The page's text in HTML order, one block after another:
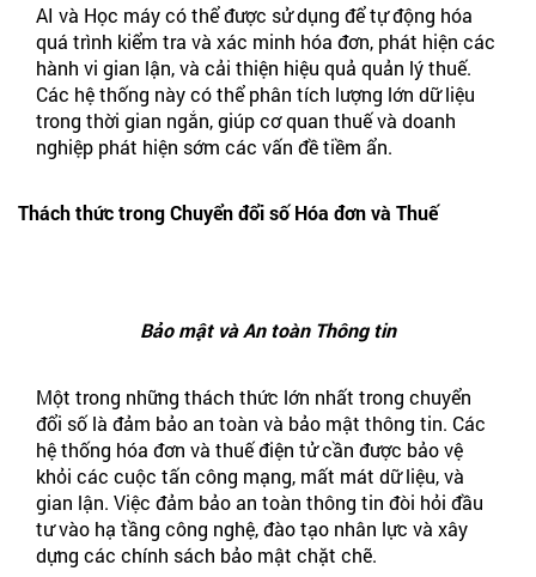
AI và Học máy có thể được sử dụng để tự động hóa
quá trình kiểm tra và xác minh hóa đơn, phát hiện các
hành vi gian lận, và cải thiện hiệu quả quản lý thuế.
Các hệ thống này có thể phân tích lượng lớn dữ liệu
trong thời gian ngắn, giúp cơ quan thuế và doanh
nghiệp phát hiện sớm các vấn đề tiềm ẩn.
Thách thức trong Chuyển đổi số Hóa đơn và Thuế
Bảo mật và An toàn Thông tin
Một trong những thách thức lớn nhất trong chuyển
đổi số là đảm bảo an toàn và bảo mật thông tin. Các
hệ thống hóa đơn và thuế điện tử cần được bảo vệ
khỏi các cuộc tấn công mạng, mất mát dữ liệu, và
gian lận. Việc đảm bảo an toàn thông tin đòi hỏi đầu
tư vào hạ tầng công nghệ, đào tạo nhân lực và xây
dựng các chính sách bảo mật chặt chẽ.